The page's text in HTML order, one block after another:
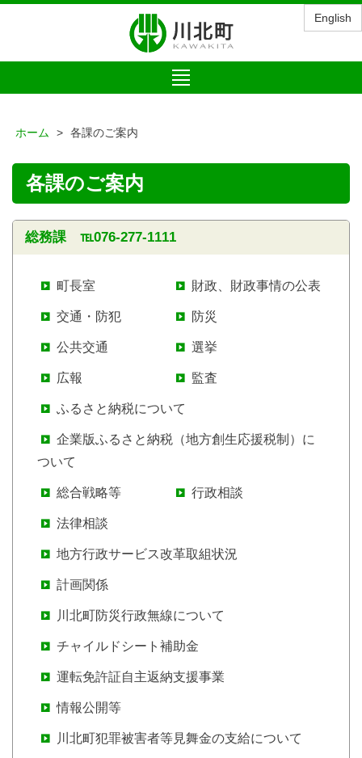
English
Toggle
navigation
ホーム 各課のご案内
各課のご案内
総務課 ℡076-277-1111
町長室 財政、財政事情の公表
交通・防犯 防災
公共交通 選挙
広報 監査
ふるさと納税について
企業版ふるさと納税（地方創生応援税制）に
ついて
総合戦略等 行政相談
法律相談
地方行政サービス改革取組状況
計画関係
川北町防災行政無線について
チャイルドシート補助金
運転免許証自主返納支援事業
情報公開等
川北町犯罪被害者等見舞金の支給について